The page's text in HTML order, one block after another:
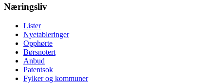
Næringsliv
Lister
Nyetableringer
Opphørte
Børsnotert
Anbud
Patentsok
Fylker og kommuner